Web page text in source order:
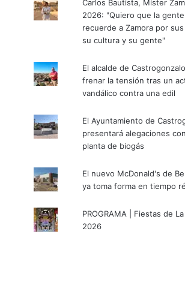
Carlos Bautista, Míster
2026: "Quiero que la gente
recuerde a Zamora por
su cultura y su gente"
El alcalde de
frenar la tensión tras un
vandálico contra una edil
El Ayuntamiento de
presentará alegaciones
planta de biogás
El nuevo McDonald's de
ya toma forma en tiempo
PROGRAMA | Fiestas de
2026